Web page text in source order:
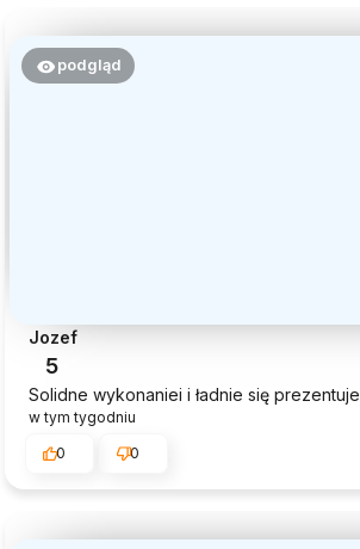
podgląd
Jozef
5
Solidne wykonaniei i ładnie się prezentuje
w tym tygodniu
0
0